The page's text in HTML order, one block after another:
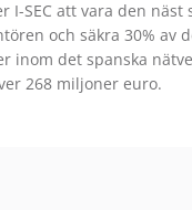
I-SEC att vara den näst
och säkra 30% av
inom det spanska
268 miljoner euro.